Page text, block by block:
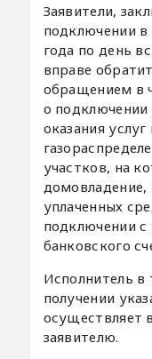
Заявители,
подключении в
года по день
вправе
обращением в
о подключении
оказания
участков, на
домовладение,
уплаченных
подключении с
банковского
Исполнитель в
получении
осуществляет
заявителю.